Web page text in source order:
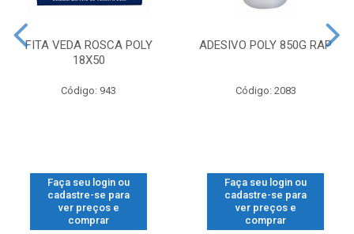
FITA VEDA ROSCA POLY
18X50
Código: 943
Faça seu login ou
cadastre-se para
ver preços e
comprar
ADESIVO POLY 850G RAP
Código: 2083
Faça seu login ou
cadastre-se para
ver preços e
comprar